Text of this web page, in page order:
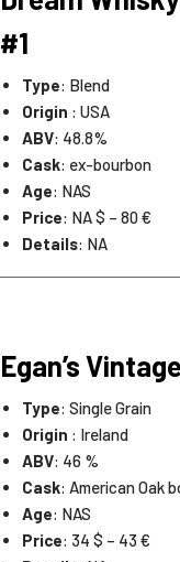
#1
Type: Blend
Origin : USA
ABV: 48.8%
Cask: ex-bourbon
Age: NAS
Price: NA $ – 80 €
Details: NA
Egan’s
Type: Single Grain
Origin : Ireland
ABV: 46 %
Cask: American Oak
Age: NAS
Price: 34 $ – 43 €